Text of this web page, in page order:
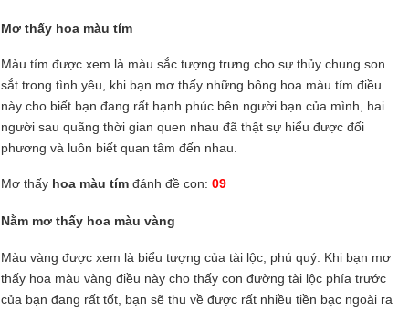
Mơ thấy hoa màu tím
Màu tím được xem là màu sắc tượng trưng cho sự thủy chung son
sắt trong tình yêu, khi bạn mơ thấy những bông hoa màu tím điều
này cho biết bạn đang rất hạnh phúc bên người bạn của mình, hai
người sau quãng thời gian quen nhau đã thật sự hiểu được đối
phương và luôn biết quan tâm đến nhau.
Mơ thấy hoa màu tím đánh đề con: 09
Nằm mơ thấy hoa màu vàng
Màu vàng được xem là biểu tượng của tài lộc, phú quý. Khi bạn mơ
thấy hoa màu vàng điều này cho thấy con đường tài lộc phía trước
của bạn đang rất tốt, bạn sẽ thu về được rất nhiều tiền bạc ngoài ra